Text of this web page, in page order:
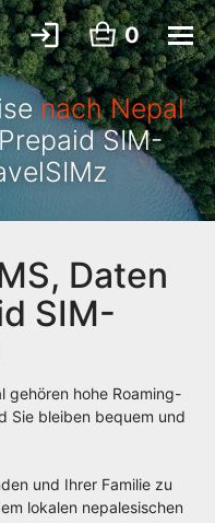
0
nach Nepal
SIM-
Daten
SIM-
gehören hohe Roaming-
Sie bleiben bequem und
und Ihrer Familie zu
lokalen nepalesischen